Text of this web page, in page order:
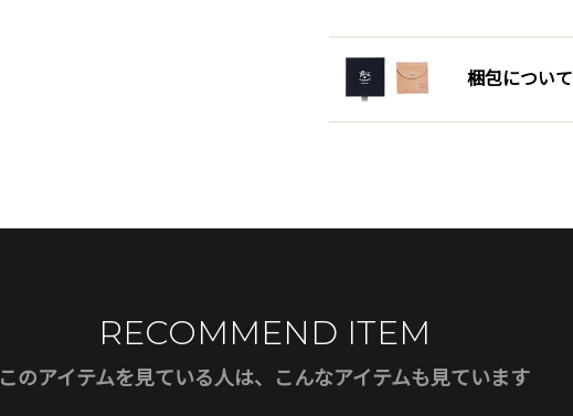
梱包について
RECOMMEND ITEM
このアイテムを見ている人は、こんなアイテムも見ています